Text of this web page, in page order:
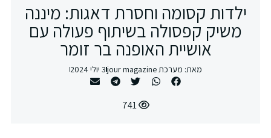
ילדות קסומה וחסרת דאגות: מיננה
משיק קפסולה בשיתוף פעולה עם
אושיית האופנה בר זומר
מאת:מערכת jour magazine 3 יולי 2024
741